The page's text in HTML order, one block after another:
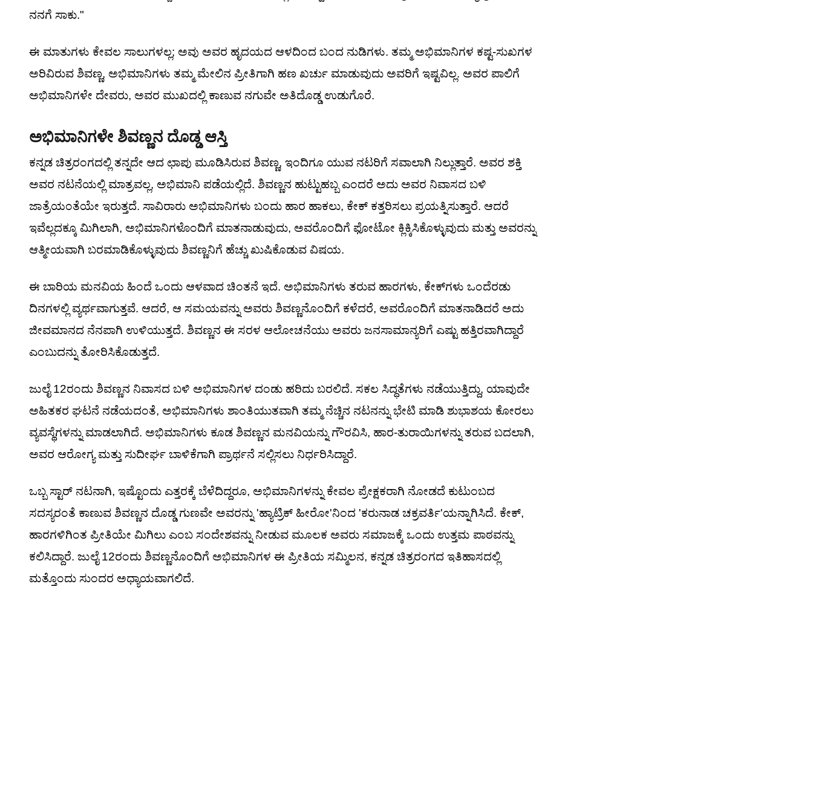
ನನಗೆ ಸಾಕು."
ಈ ಮಾತುಗಳು ಕೇವಲ ಸಾಲುಗಳಲ್ಲ; ಅವು ಅವರ ಹೃದಯದ ಆಳದಿಂದ ಬಂದ ನುಡಿಗಳು. ತಮ್ಮ ಅಭಿಮಾನಿಗಳ ಕಷ್ಟ-ಸುಖಗಳ
ಅರಿವಿರುವ ಶಿವಣ್ಣ, ಅಭಿಮಾನಿಗಳು ತಮ್ಮ ಮೇಲಿನ ಪ್ರೀತಿಗಾಗಿ ಹಣ ಖರ್ಚು ಮಾಡುವುದು ಅವರಿಗೆ ಇಷ್ಟವಿಲ್ಲ. ಅವರ ಪಾಲಿಗೆ
ಅಭಿಮಾನಿಗಳೇ ದೇವರು, ಅವರ ಮುಖದಲ್ಲಿ ಕಾಣುವ ನಗುವೇ ಅತಿದೊಡ್ಡ ಉಡುಗೊರೆ.
ಅಭಿಮಾನಿಗಳೇ ಶಿವಣ್ಣನ ದೊಡ್ಡ ಆಸ್ತಿ
ಕನ್ನಡ ಚಿತ್ರರಂಗದಲ್ಲಿ ತನ್ನದೇ ಆದ ಛಾಪು ಮೂಡಿಸಿರುವ ಶಿವಣ್ಣ, ಇಂದಿಗೂ ಯುವ ನಟರಿಗೆ ಸವಾಲಾಗಿ ನಿಲ್ಲುತ್ತಾರೆ. ಅವರ ಶಕ್ತಿ
ಅವರ ನಟನೆಯಲ್ಲಿ ಮಾತ್ರವಲ್ಲ, ಅಭಿಮಾನಿ ಪಡೆಯಲ್ಲಿದೆ. ಶಿವಣ್ಣನ ಹುಟ್ಟುಹಬ್ಬ ಎಂದರೆ ಅದು ಅವರ ನಿವಾಸದ ಬಳಿ
ಜಾತ್ರೆಯಂತೆಯೇ ಇರುತ್ತದೆ. ಸಾವಿರಾರು ಅಭಿಮಾನಿಗಳು ಬಂದು ಹಾರ ಹಾಕಲು, ಕೇಕ್ ಕತ್ತರಿಸಲು ಪ್ರಯತ್ನಿಸುತ್ತಾರೆ. ಆದರೆ
ಇವೆಲ್ಲದಕ್ಕೂ ಮಿಗಿಲಾಗಿ, ಅಭಿಮಾನಿಗಳೊಂದಿಗೆ ಮಾತನಾಡುವುದು, ಅವರೊಂದಿಗೆ ಫೋಟೋ ಕ್ಲಿಕ್ಕಿಸಿಕೊಳ್ಳುವುದು ಮತ್ತು ಅವರನ್ನು
ಆತ್ಮೀಯವಾಗಿ ಬರಮಾಡಿಕೊಳ್ಳುವುದು ಶಿವಣ್ಣನಿಗೆ ಹೆಚ್ಚು ಖುಷಿಕೊಡುವ ವಿಷಯ.
ಈ ಬಾರಿಯ ಮನವಿಯ ಹಿಂದೆ ಒಂದು ಆಳವಾದ ಚಿಂತನೆ ಇದೆ. ಅಭಿಮಾನಿಗಳು ತರುವ ಹಾರಗಳು, ಕೇಕ್‌ಗಳು ಒಂದೆರಡು
ದಿನಗಳಲ್ಲಿ ವ್ಯರ್ಥವಾಗುತ್ತವೆ. ಆದರೆ, ಆ ಸಮಯವನ್ನು ಅವರು ಶಿವಣ್ಣನೊಂದಿಗೆ ಕಳೆದರೆ, ಅವರೊಂದಿಗೆ ಮಾತನಾಡಿದರೆ ಅದು
ಜೀವಮಾನದ ನೆನಪಾಗಿ ಉಳಿಯುತ್ತದೆ. ಶಿವಣ್ಣನ ಈ ಸರಳ ಆಲೋಚನೆಯು ಅವರು ಜನಸಾಮಾನ್ಯರಿಗೆ ಎಷ್ಟು ಹತ್ತಿರವಾಗಿದ್ದಾರೆ
ಎಂಬುದನ್ನು ತೋರಿಸಿಕೊಡುತ್ತದೆ.
ಜುಲೈ 12ರಂದು ಶಿವಣ್ಣನ ನಿವಾಸದ ಬಳಿ ಅಭಿಮಾನಿಗಳ ದಂಡು ಹರಿದು ಬರಲಿದೆ. ಸಕಲ ಸಿದ್ಧತೆಗಳು ನಡೆಯುತ್ತಿದ್ದು, ಯಾವುದೇ
ಅಹಿತಕರ ಘಟನೆ ನಡೆಯದಂತೆ, ಅಭಿಮಾನಿಗಳು ಶಾಂತಿಯುತವಾಗಿ ತಮ್ಮ ನೆಚ್ಚಿನ ನಟನನ್ನು ಭೇಟಿ ಮಾಡಿ ಶುಭಾಶಯ ಕೋರಲು
ವ್ಯವಸ್ಥೆಗಳನ್ನು ಮಾಡಲಾಗಿದೆ. ಅಭಿಮಾನಿಗಳು ಕೂಡ ಶಿವಣ್ಣನ ಮನವಿಯನ್ನು ಗೌರವಿಸಿ, ಹಾರ-ತುರಾಯಿಗಳನ್ನು ತರುವ ಬದಲಾಗಿ,
ಅವರ ಆರೋಗ್ಯ ಮತ್ತು ಸುದೀರ್ಘ ಬಾಳಿಕೆಗಾಗಿ ಪ್ರಾರ್ಥನೆ ಸಲ್ಲಿಸಲು ನಿರ್ಧರಿಸಿದ್ದಾರೆ.
ಒಬ್ಬ ಸ್ಟಾರ್ ನಟನಾಗಿ, ಇಷ್ಟೊಂದು ಎತ್ತರಕ್ಕೆ ಬೆಳೆದಿದ್ದರೂ, ಅಭಿಮಾನಿಗಳನ್ನು ಕೇವಲ ಪ್ರೇಕ್ಷಕರಾಗಿ ನೋಡದೆ ಕುಟುಂಬದ
ಸದಸ್ಯರಂತೆ ಕಾಣುವ ಶಿವಣ್ಣನ ದೊಡ್ಡ ಗುಣವೇ ಅವರನ್ನು 'ಹ್ಯಾಟ್ರಿಕ್ ಹೀರೋ'ನಿಂದ 'ಕರುನಾಡ ಚಕ್ರವರ್ತಿ'ಯನ್ನಾಗಿಸಿದೆ. ಕೇಕ್,
ಹಾರಗಳಿಗಿಂತ ಪ್ರೀತಿಯೇ ಮಿಗಿಲು ಎಂಬ ಸಂದೇಶವನ್ನು ನೀಡುವ ಮೂಲಕ ಅವರು ಸಮಾಜಕ್ಕೆ ಒಂದು ಉತ್ತಮ ಪಾಠವನ್ನು
ಕಲಿಸಿದ್ದಾರೆ. ಜುಲೈ 12ರಂದು ಶಿವಣ್ಣನೊಂದಿಗೆ ಅಭಿಮಾನಿಗಳ ಈ ಪ್ರೀತಿಯ ಸಮ್ಮಿಲನ, ಕನ್ನಡ ಚಿತ್ರರಂಗದ ಇತಿಹಾಸದಲ್ಲಿ
ಮತ್ತೊಂದು ಸುಂದರ ಅಧ್ಯಾಯವಾಗಲಿದೆ.